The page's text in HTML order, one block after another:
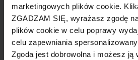
marketingowych plików cookie.
ZGADZAM SIĘ, wyrażasz zgodę
plików cookie w celu poprawy
celu zapewniania
Zgoda jest dobrowolna i możesz ją
PŁATNOŚĆ
przelew, gotówka, karta